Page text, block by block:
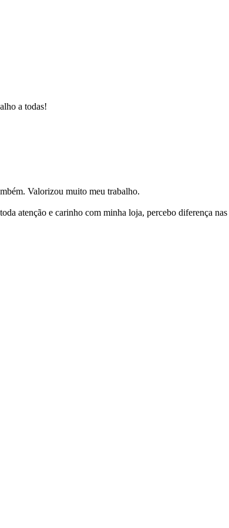
a todas!
Valorizou muito meu trabalho.
atenção e carinho com minha loja, percebo diferença